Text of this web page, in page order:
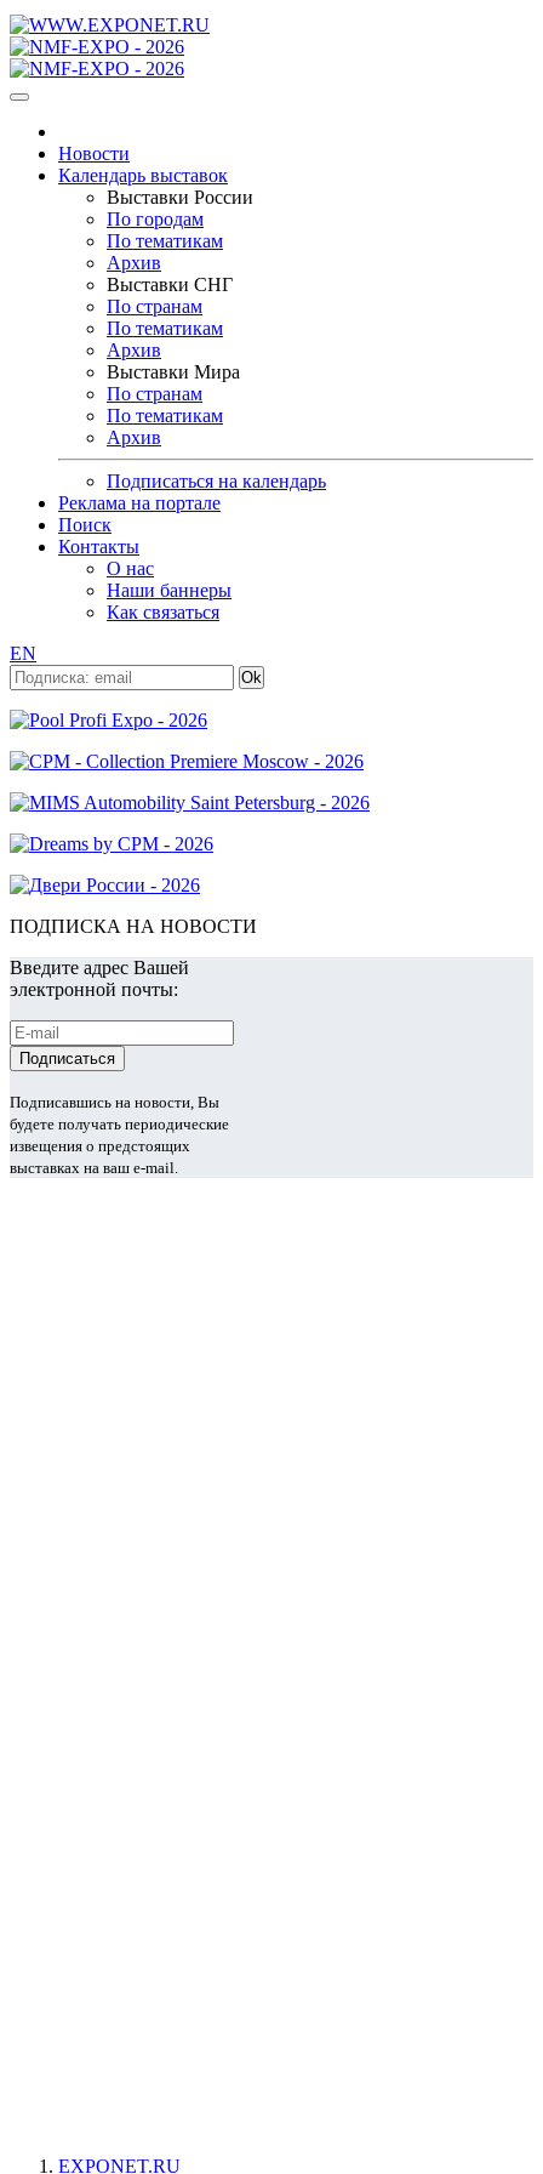
Новости
Календарь выставок
Выставки России
По городам
По тематикам
Архив
Выставки СНГ
По странам
По тематикам
Архив
Выставки Мира
По странам
По тематикам
Архив
Подписаться на календарь
Реклама на портале
Поиск
Контакты
О нас
Наши баннеры
Как связаться
EN
ПОДПИСКА НА НОВОСТИ
Введите адрес Вашей
электронной почты:
Подписавшись на новости, Вы
будете получать периодические
извещения о предстоящих
выставках на ваш e-mail.
EXPONET.RU